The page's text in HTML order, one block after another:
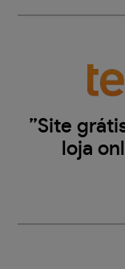
”Site
loja